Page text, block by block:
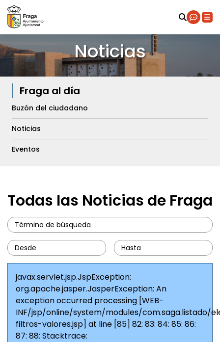
Noticias
Fraga al día
Buzón del ciudadano
Noticias
Eventos
Todas las Noticias de Fraga
javax.servlet.jsp.JspException:
org.apache.jasper.JasperException: An
exception occurred processing [WEB-
INF/jsp/online/system/modules/com.saga.listado/
filtros-valores.jsp] at line [85] 82: 83: 84: 85: 86:
87: 88: Stacktrace: